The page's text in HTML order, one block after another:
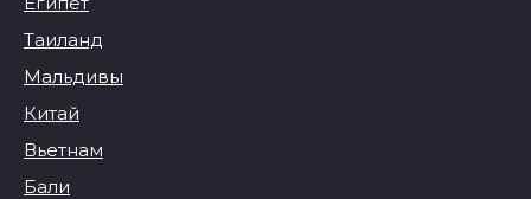
Таиланд
Мальдивы
Китай
Вьетнам
Бали